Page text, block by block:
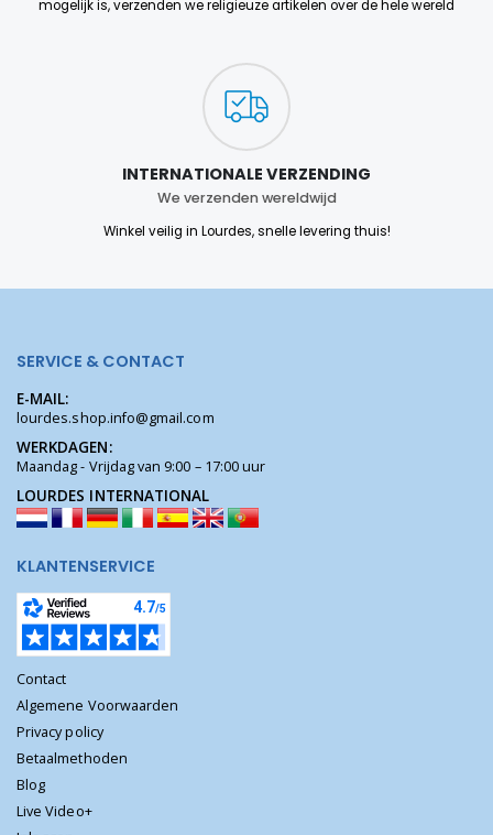
mogelijk is, verzenden we religieuze artikelen over de hele wereld
INTERNATIONALE VERZENDING
We verzenden wereldwijd
Winkel veilig in Lourdes, snelle levering thuis!
SERVICE & CONTACT
E-MAIL:
lourdes.shop.info@gmail.com
WERKDAGEN:
Maandag - Vrijdag van 9:00 – 17:00 uur
LOURDES INTERNATIONAL
KLANTENSERVICE
Contact
Algemene Voorwaarden
Privacy policy
Betaalmethoden
Blog
Live Video+